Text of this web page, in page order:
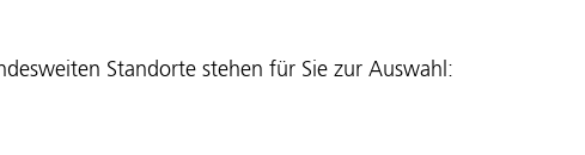
Standorte stehen für Sie zur Auswahl: